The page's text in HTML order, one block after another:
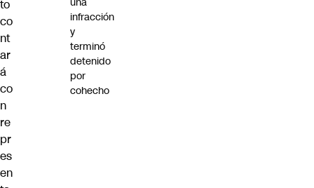
to
co
nt
ar
á
co
n
re
pr
es
en
infracción
y
terminó
detenido
por
cohecho